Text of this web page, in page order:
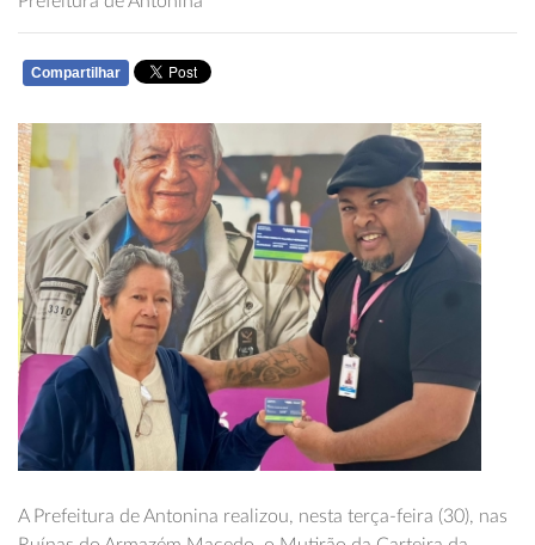
Compartilhar
A Prefeitura de Antonina realizou, nesta terça-feira (30), nas